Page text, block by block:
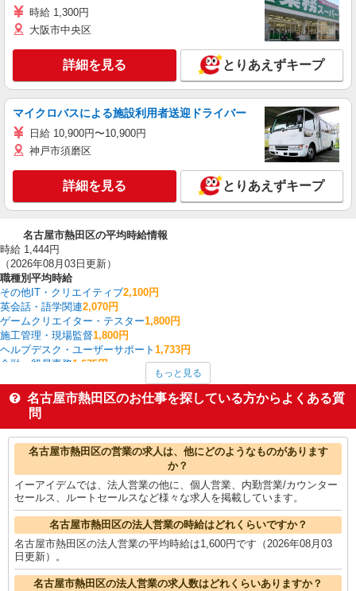
時給 1,300円
大阪市中央区
詳細を見る とりあえずキープ
マイクロバスによる施設利用者送迎ドライバー
日給 10,900円〜10,900円
神戸市須磨区
詳細を見る とりあえずキープ
名古屋市熱田区の平均時給情報
時給 1,444円
（2026年08月03日更新）
職種別平均時給
その他IT・クリエイティブ2,100円
英会話・語学関連2,070円
ゲームクリエイター・テスター1,800円
施工管理・現場監督1,800円
ヘルプデスク・ユーザーサポート 1,733円
金融・貿易事務1,675円
1,613円
その他販売・サービス1,600円
フォークリフト1,600円
雑貨・コスメ販売
名古屋市熱田区の他の職種の平均時給を見る
もっと見る
名古屋市熱田区のお仕事を探している方からよくある質
問
名古屋市熱田区の営業の求人は、他にどのようなものがあります
か？
イーアイデムでは、法人営業の他に、個人営業、内勤営業/カウンター
セールス、ルートセールスなど様々な求人を掲載しています。
名古屋市熱田区の法人営業の時給はどれくらいですか？
名古屋市熱田区の法人営業の平均時給は1,600円です（2026年08月03
日更新）。
名古屋市熱田区の法人営業の求人数はどれくらいありますか？